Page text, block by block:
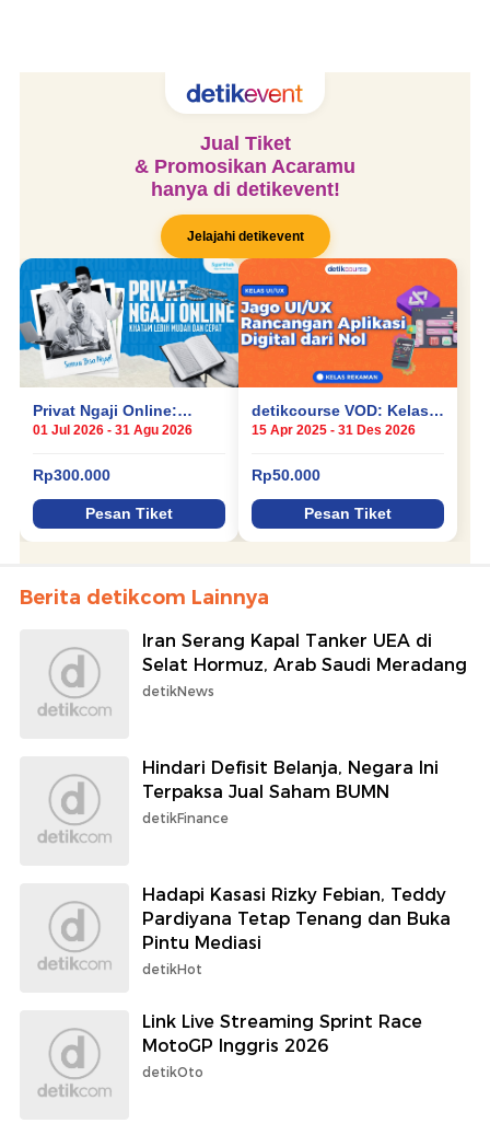
Berita detikcom Lainnya
Iran Serang Kapal Tanker UEA di
Selat Hormuz, Arab Saudi Meradang
detikNews
Hindari Defisit Belanja, Negara Ini
Terpaksa Jual Saham BUMN
detikFinance
Hadapi Kasasi Rizky Febian, Teddy
Pardiyana Tetap Tenang dan Buka
Pintu Mediasi
detikHot
Link Live Streaming Sprint Race
MotoGP Inggris 2026
detikOto